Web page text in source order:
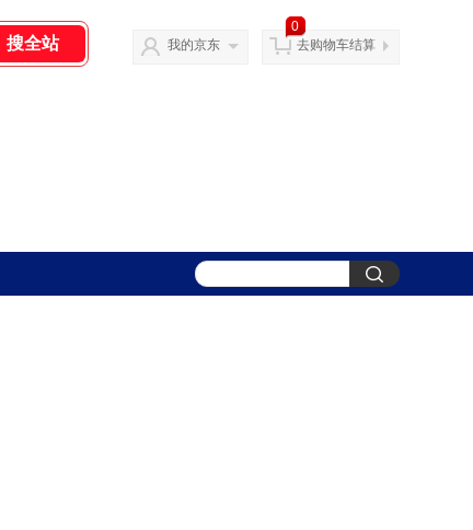
我的京东
0
去购物车结算